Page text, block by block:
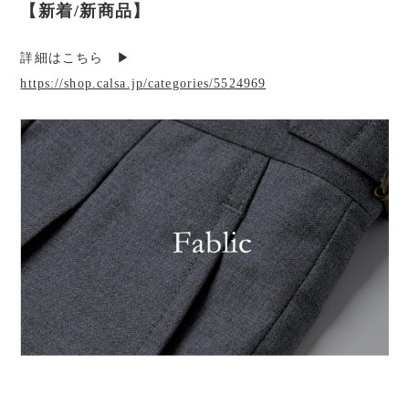
【新着/新商品】
詳細はこちら ▶︎
https://shop.calsa.jp/categories/5524969